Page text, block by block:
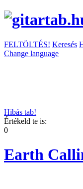
FELTÖLTÉS! Keresés
Change language
Hibás tab!
Értékeld te is:
0
Earth